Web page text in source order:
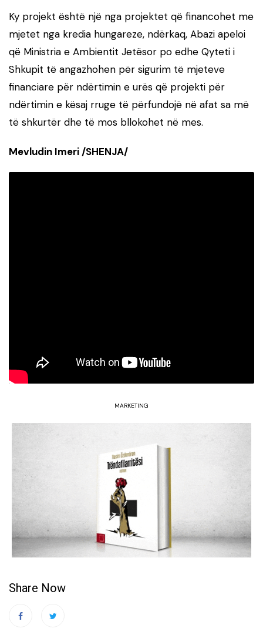
Ky projekt është një nga projektet që financohet me
mjetet nga kredia hungareze, ndërkaq, Abazi apeloi
që Ministria e Ambientit Jetësor po edhe Qyteti i
Shkupit të angazhohen për sigurim të mjeteve
financiare për ndërtimin e urës që projekti për
ndërtimin e kësaj rruge të përfundojë në afat sa më
të shkurtër dhe të mos bllokohet në mes.
Mevludin Imeri /SHENJA/
MARKETING
Share Now